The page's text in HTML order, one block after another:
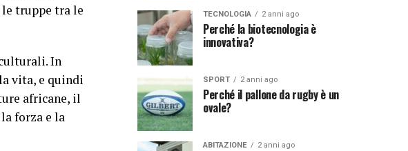
truppe tra le
In
vita, e quindi
africane, il
forza e la
TECNOLOGIA 2 anni ago
Perché la biotecnologia è
innovativa?
SPORT 2 anni ago
Perché il pallone da rugby è un
ovale?
ABITAZIONE 2 anni ago